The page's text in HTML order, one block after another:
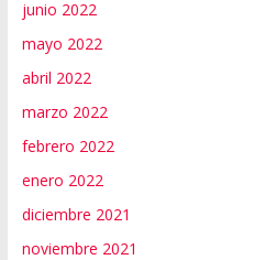
junio 2022
mayo 2022
abril 2022
marzo 2022
febrero 2022
enero 2022
diciembre 2021
noviembre 2021